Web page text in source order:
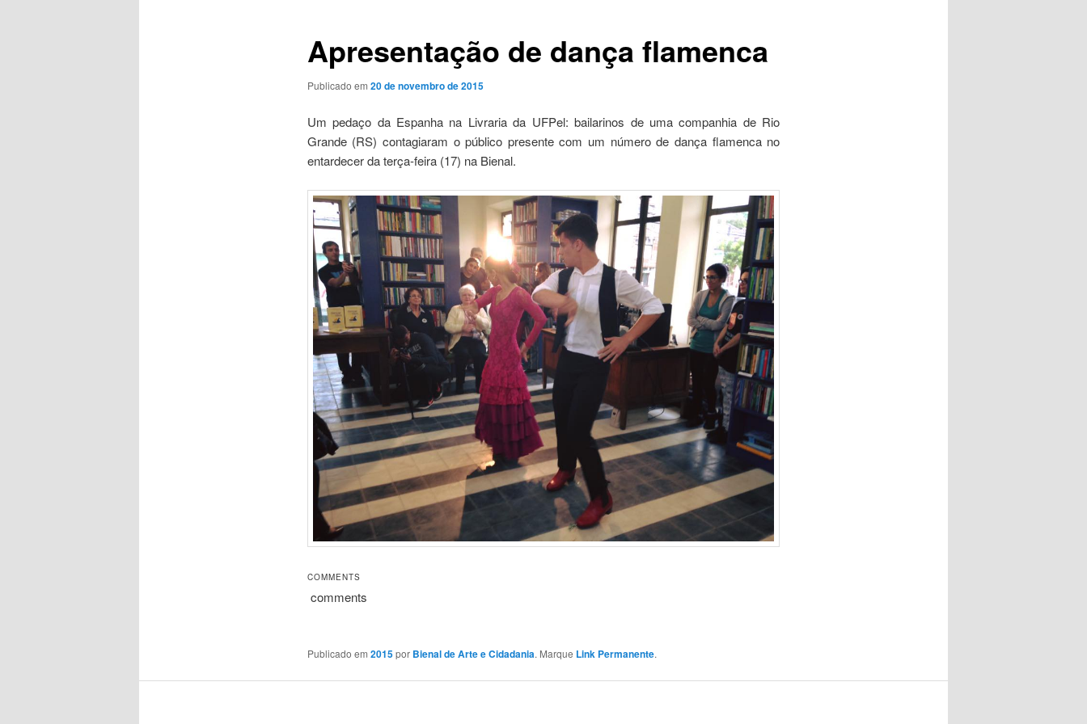
Apresentação de dança flamenca
Publicado em 20 de novembro de 2015
Um pedaço da Espanha na Livraria da UFPel: bailarinos de uma companhia de Rio
Grande (RS) contagiaram o público presente com um número de dança flamenca no
entardecer da terça-feira (17) na Bienal.
COMMENTS
comments
Publicado em 2015por Bienal de Arte e Cidadania. Marque Link Permanente.